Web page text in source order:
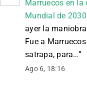
Marruecos en la
Mundial de 2030
ayer la
Fue a
satrapa, para…”
Ago 6, 18:16